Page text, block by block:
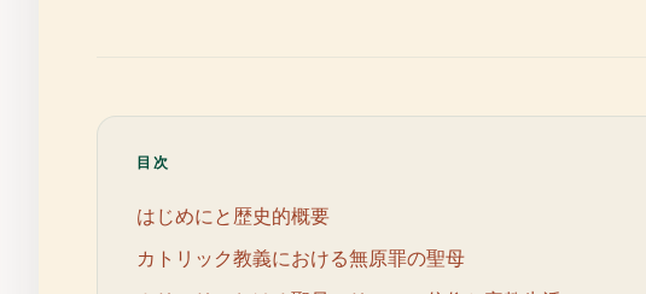
目次
はじめにと歴史的概要
カトリック教義における無原罪の聖母